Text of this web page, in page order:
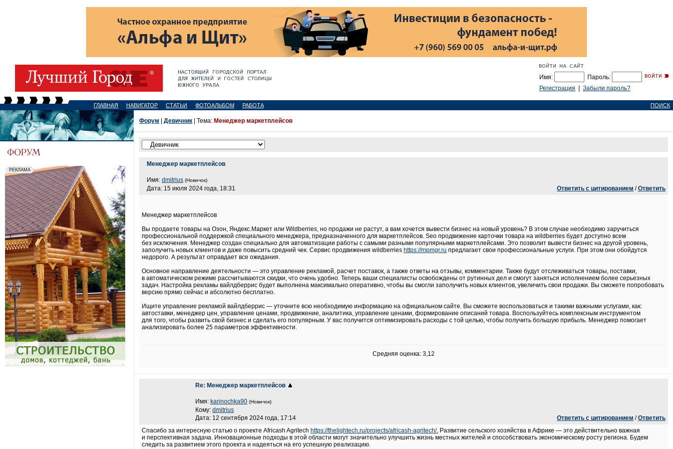
Имя:
Пароль:
Регистрация
Забыли пароль?
ГЛАВНАЯ НАВИГАТОР СТАТЬИ ФОТОАЛЬБОМ РАБОТА ПОИСК
Форум Девичник | Тема: Менеджер маркетплейсов
Менеджер маркетплейсов
Имя: dmitrius (Новичок)
Дата: 15 июля 2024 года, 18:31 Ответить с цитированием /Ответить
Менеджер маркетплейсов
Вы продаете товары на Озон, Яндекс.Маркет или Wildberries, но продажи не растут, а вам хочется вывести бизнес на новый уровень? В этом случае необходимо заручиться
профессиональной поддержкой специального менеджера, предназначенного для маркетплейсов. Seo продвижение карточки товара на wildberries будет доступно всем
без исключения. Менеджер создан специально для автоматизации работы с самыми разными популярными маркетплейсами. Это позволит вывести бизнес на другой уровень,
заполучить новых клиентов и даже повысить средний чек. Сервис продвижения wildberries https://mpmgr.ru предлагает свои профессиональные услуги. При этом они обойдутся
недорого. А результат оправдает все ожидания.
Основное направление деятельности — это управление рекламой, расчет поставок, а также ответы на отзывы, комментарии. Также будут отслеживаться товары, поставки,
в автоматическом режиме рассчитываются скидки, что очень удобно. Теперь ваши специалисты освобождены от рутинных дел и смогут заняться исполнением более серьезных
задач. Настройка рекламы вайлдберрис будет выполнена максимально оперативно, чтобы вы смогли заполучить новых клиентов, увеличить свои продажи. Вы сможете попробовать
версию прямо сейчас и абсолютно бесплатно.
Ищите управление рекламой вайлдберрис — уточните всю необходимую информацию на официальном сайте. Вы сможете воспользоваться и такими важными услугами, как:
автоставки, менеджер цен, управление ценами, продвижение, аналитика, управление ценами, формирование описаний товара. Воспользуйтесь комплексным инструментом
для того, чтобы развить свой бизнес и сделать его популярным. У вас получится оптимизировать расходы с той целью, чтобы получить большую прибыль. Менеджер помогает
анализировать более 25 параметров эффективности.
Средняя оценка: 3,12
Re: Менеджер маркетплейсов
Имя: karinochka90 (Новичок)
Кому: dmitrius
Дата: 12 сентября 2024 года, 17:14
Ответить с цитированием /Ответить
Спасибо за интересную статью о проекте Africash Agritech https://thelightech.ru/projects/africash-agritech/. Развитие сельского хозяйства в Африке — это действительно важная
и перспективная задача. Инновационные подходы в этой области могут значительно улучшить жизнь местных жителей и способствовать экономическому росту региона. Будем
следить за развитием этого проекта и надеяться на его успешную реализацию.